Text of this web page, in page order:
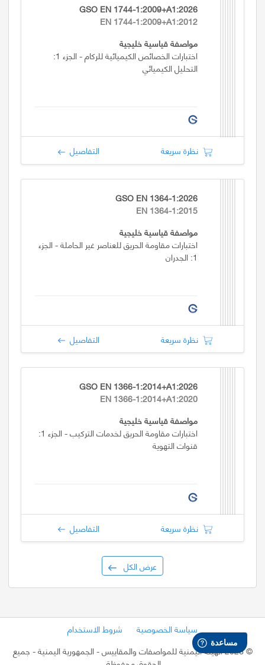
GSO EN 1744-1:2009+A1:2026
EN 1744-1:2009+A1:2012
مواصفة قياسية خليجية
اختبارات الخصائص الكيميائية للركام - الجزء 1:
التحليل الكيميائي
نظرة سريعة التفاصيل
GSO EN 1364-1:2026
EN 1364-1:2015
مواصفة قياسية خليجية
اختبارات مقاومة الحريق للعناصر غير الحاملة - الجزء
1: الجدران
نظرة سريعة التفاصيل
GSO EN 1366-1:2014+A1:2026
EN 1366-1:2014+A1:2020
مواصفة قياسية خليجية
اختبارات مقاومة الحريق لخدمات التركيب - الجزء 1:
قنوات التهوية
نظرة سريعة التفاصيل
عرض الكل
سياسة الخصوصية
شروط الاستخدام
©2026 الهيئة اليمنية للمواصفات والمقاييس - الجمهورية اليمنية
- جميع